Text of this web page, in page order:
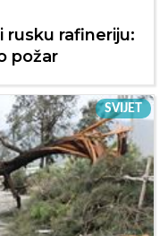
rusku rafineriju:
požar
SVIJET